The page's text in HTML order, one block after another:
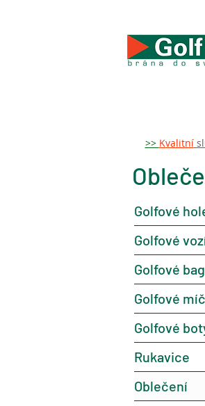
>> Kvalitní
Golfové
Golfové
Golfové
Golfové
Golfové
Rukavice
Oblečení